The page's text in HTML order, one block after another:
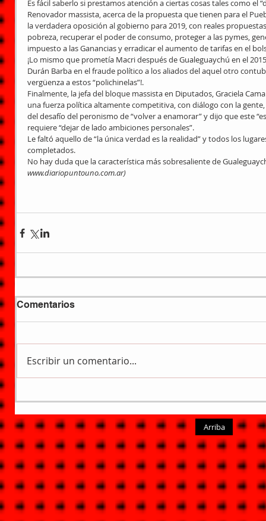
Es fácil saberlo si prestamos atención a ciertas cosas tales como el
Renovador massista, acerca de la propuesta que tienen para el
la verdadera oposición al gobierno para 2019, con reales
pobreza, recuperar el poder de consumo, proteger a las pymes,
impuesto a las Ganancias y erradicar el aumento de tarifas en el
¡Lo mismo que prometía Macri después de Gualeguaychú en el
Durán Barba en el fraude político a los aliados del aquel otro
vergüenza a estos “polichinelas”!.
Finalmente, la jefa del bloque massista en Diputados, Graciela
una fuerza política altamente competitiva, con diálogo con la
del desafío del peronismo de “volver a enamorar” y dijo que este
requiere “dejar de lado ambiciones personales”.
Le faltó aquello de “la única verdad es la realidad” y todos los
completados.
No hay duda que la característica más sobresaliente de
www.diariopuntouno.com.ar)
Comentarios
Escribir un comentario...
Arriba